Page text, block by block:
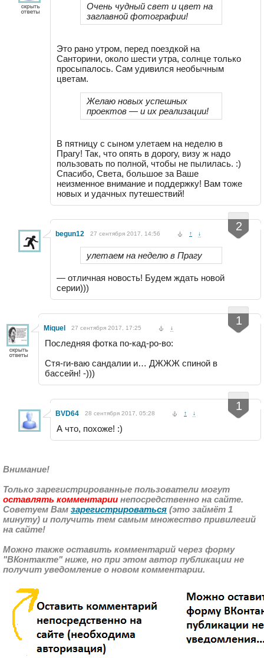
Очень чудный свет и цвет на
заглавной фотографии!
Это рано утром, перед поездкой на
Санторини, около шести утра, солнце только
просыпалось. Сам удивился необычным
цветам.
Желаю новых успешных
проектов — и их реализации!
В пятницу с сыном улетаем на неделю в
Прагу! Так, что опять в дорогу, визу ж надо
пользовать по полной, чтобы не пылилась. :)
Спасибо, Света, большое за Ваше
неизменное внимание и поддержку! Вам тоже
новых и удачных путешествий!
2
begun12 27 сентября 2017, 14:56 ↑ ↓
улетаем на неделю в Прагу
— отличная новость! Будем ждать новой
серии)))
1
Miquel 27 сентября 2017, 17:25 ↓
Последняя фотка по-кад-ро-во:
Стя-ги-ваю сандалии и… ДЖЖЖ спиной в
бассейн! -)))
1
BVD64 28 сентября 2017, 05:28 ↑ ↓
А что, похоже! :)
Внимание!
Только зарегистрированные пользователи могут
оставлять комментарии непосредственно на сайте.
Советуем Вам зарегистрироваться (это займёт 1
минуту) и получить тем самым множество привилегий
на сайте!
Можно также оставить комментарий через форму
"ВКонтакте" ниже, но при этом автор публикации не
получит уведомление о новом комментарии.